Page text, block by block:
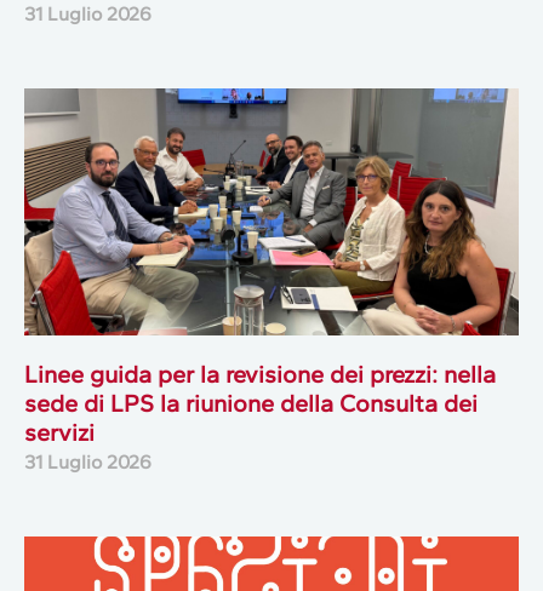
31 Luglio 2026
Linee guida per la revisione dei prezzi: nella
sede di LPS la riunione della Consulta dei
servizi
31 Luglio 2026